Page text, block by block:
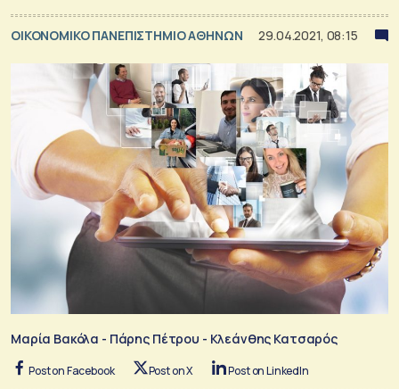
ΟΙΚΟΝΟΜΙΚΟ ΠΑΝΕΠΙΣΤΗΜΙΟ ΑΘΗΝΩΝ 29.04.2021, 08:15
Μαρία Βακόλα - Πάρης Πέτρου - Κλεάνθης Κατσαρός
Post on Facebook Post on X Post on LinkedIn